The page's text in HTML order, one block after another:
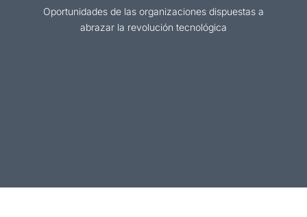
Oportunidades delas organizaciones dispuestas a
abrazar la revolución tecnológica